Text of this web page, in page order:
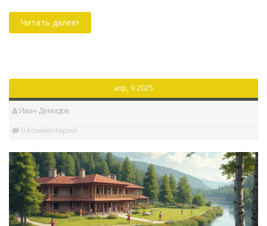
непросто, но увлекательно. В статье обсудим яркие
особенности нескольких европейских стран,
места стоит посетить и как насладиться их
красотой в полной мере.
Читать далее
апр, 9 2025
Иван Демидов
0 Комментарии